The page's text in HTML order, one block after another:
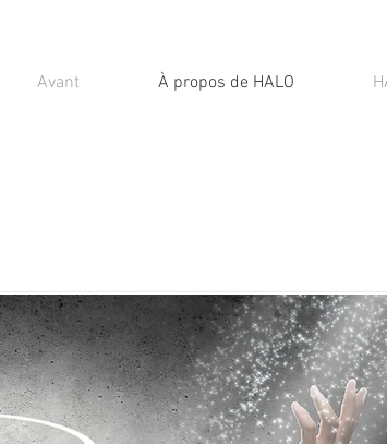
Avant À propos de HALO